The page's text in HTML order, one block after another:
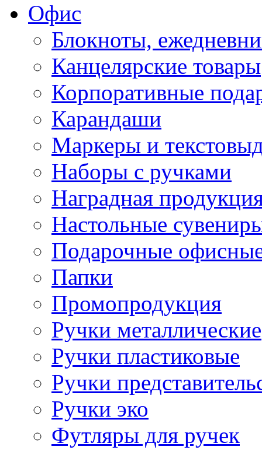
Офис
Блокноты,
Канцелярские товары
Корпоративные
Карандаши
Маркеры и
Наборы с ручками
Наградная
Настольные
Подарочные
Папки
Промопродукция
Ручки металлические
Ручки пластиковые
Ручки
Ручки эко
Футляры для ручек